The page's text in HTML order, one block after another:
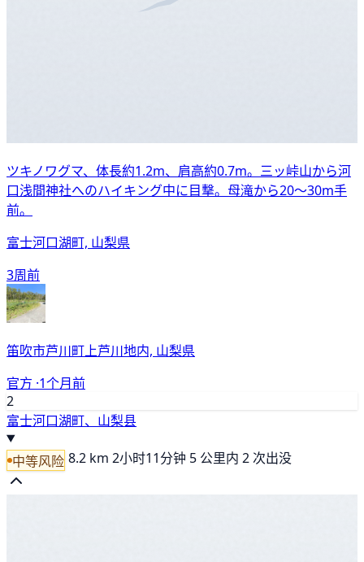
ツキノワグマ、体長約1.2m、肩高約0.7m。三ッ峠山から河
口浅間神社へのハイキング中に目撃。母滝から20〜30m手
前。
富士河口湖町, 山梨県
3周前
笛吹市芦川町上芦川地内, 山梨県
官方 ·1个月前
2
富士河口湖町、山梨县
中等风险 8.2 km 2小时11分钟 5 公里内 2 次出没